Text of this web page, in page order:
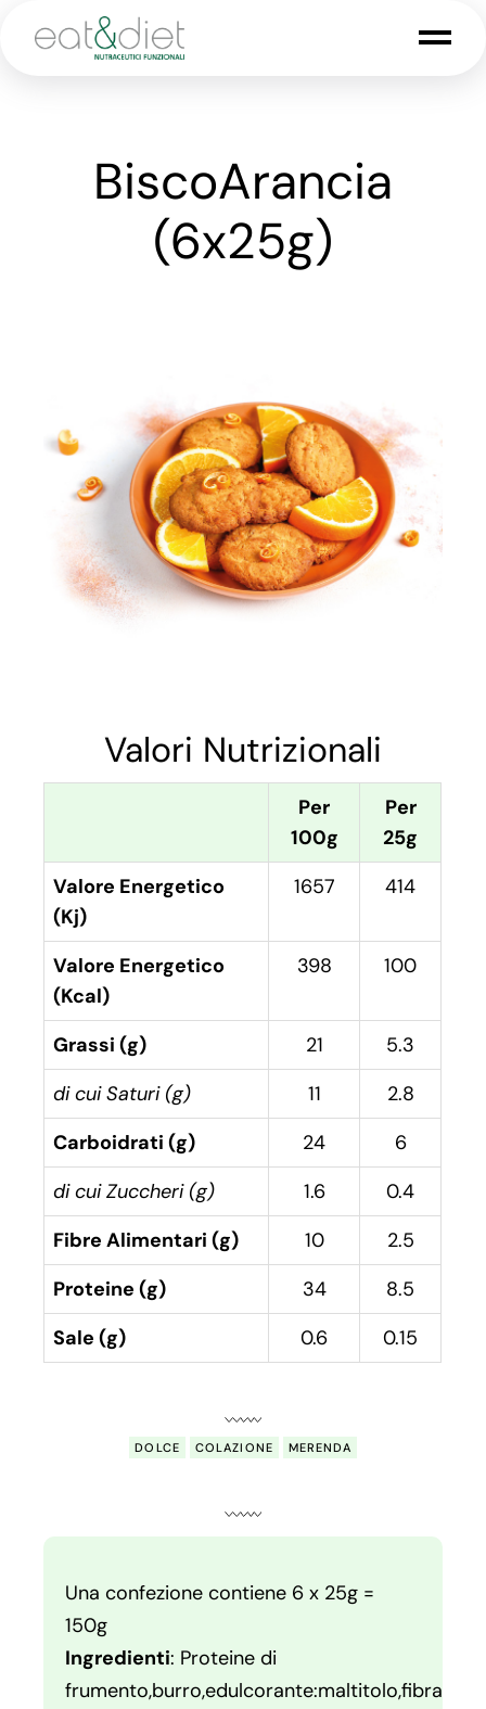
BiscoArancia
(6x25g)
Valori Nutrizionali
Per
100g
Per
25g
Valore Energetico
(Kj)
1657 414
Valore Energetico
(Kcal)
398 100
Grassi (g) 21
5.3
di cui Saturi (g)
11
2.8
Carboidrati (g)
24
6
di cui Zuccheri (g)
1.6
0.4
Fibre Alimentari (g)
10
2.5
Proteine (g)
34
8.5
Sale (g)
0.6 0.15
DOLCE COLAZIONE MERENDA
Una confezione contiene 6 x 25g =
150g
Ingredienti: Proteine di
frumento,burro,edulcorante:maltitolo,fibra